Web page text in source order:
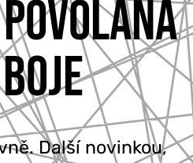
Další novinkou,